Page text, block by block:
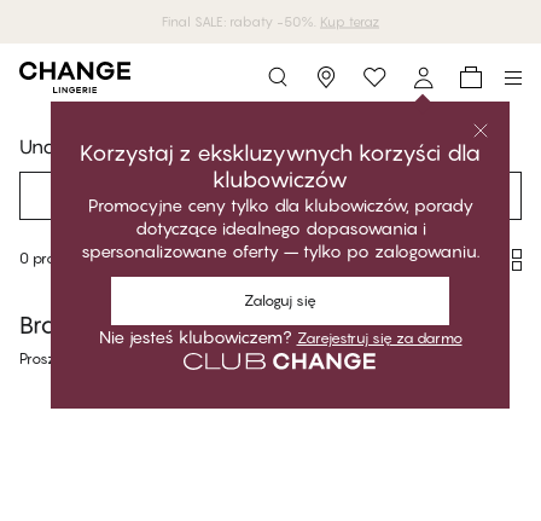
Final SALE: rabaty -50%. Kup teraz
Storefinder
Korzystaj z ekskluzywnych korzyści dla
klubowiczów
Promocyjne ceny tylko dla klubowiczów, porady
dotyczące idealnego dopasowania i
spersonalizowane oferty – tylko po zalogowaniu.
Zaloguj się
Nie jesteś klubowiczem? Zarejestruj się za darmo
Underwear
Zalecany
0 produktów
Brak wyników
Proszę wyszukać coś innego.